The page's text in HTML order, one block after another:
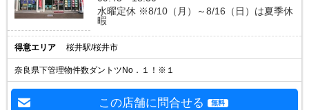
水曜定休 ※8/10（月）～8/16（日）は夏季休
暇
得意エリア 桜井駅/桜井市
奈良県下管理物件数ダントツNo．１！※１
この店舗に問合せる 無料